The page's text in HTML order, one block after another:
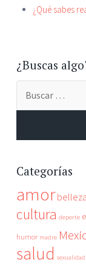
¿Qué sabes
¿Buscas
Categorías
amor belleza
cultura deporte
humor madre
salud sexualidad